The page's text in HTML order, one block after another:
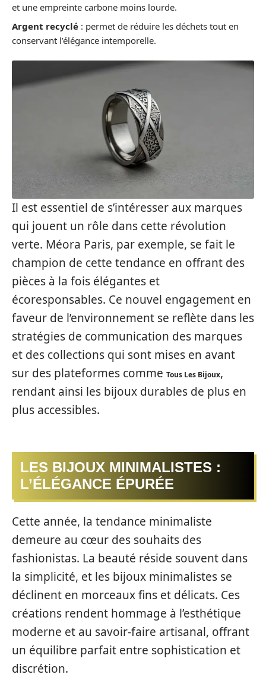
et une empreinte carbone moins lourde.
Argent recyclé : permet de réduire les déchets tout en
conservant l’élégance intemporelle.
Il est essentiel de s’intéresser aux marques
qui jouent un rôle dans cette révolution
verte. Méora Paris, par exemple, se fait le
champion de cette tendance en offrant des
pièces à la fois élégantes et
écoresponsables. Ce nouvel engagement en
faveur de l’environnement se reflète dans les
stratégies de communication des marques
et des collections qui sont mises en avant
sur des plateformes comme Tous Les Bijoux,
rendant ainsi les bijoux durables de plus en
plus accessibles.
LES BIJOUX MINIMALISTES :
L’ÉLÉGANCE ÉPURÉE
Cette année, la tendance minimaliste
demeure au cœur des souhaits des
fashionistas. La beauté réside souvent dans
la simplicité, et les bijoux minimalistes se
déclinent en morceaux fins et délicats. Ces
créations rendent hommage à l’esthétique
moderne et au savoir-faire artisanal, offrant
un équilibre parfait entre sophistication et
discrétion.